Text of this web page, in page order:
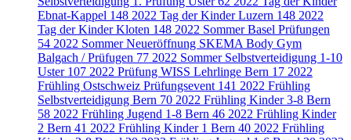
Ebnat-Kappel 148 2022 Tag der Kinder Luzern 148 2022
Tag der Kinder Kloten 148 2022 Sommer Basel Prüfungen
54 2022 Sommer Neueröffnung SKEMA Body Gym
Balgach / Prüfugen 77 2022 Sommer Selbstverteidigung 1-10
Uster 107 2022 Prüfung WISS Lehrlinge Bern 17 2022
Frühling Ostschweiz Prüfungsevent 141 2022 Frühling
Selbstverteidigung Bern 70 2022 Frühling Kinder 3-8 Bern
58 2022 Frühling Jugend 1-8 Bern 46 2022 Frühling Kinder
2 Bern 41 2022 Frühling Kinder 1 Bern 40 2022 Frühling